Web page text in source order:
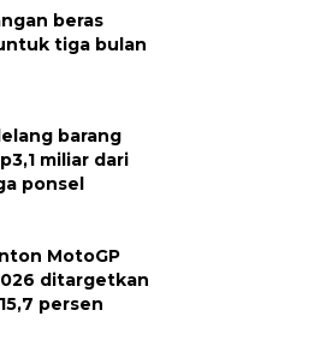
beras
tiga bulan
barang
miliar dari
ponsel
MotoGP
ditargetkan
persen